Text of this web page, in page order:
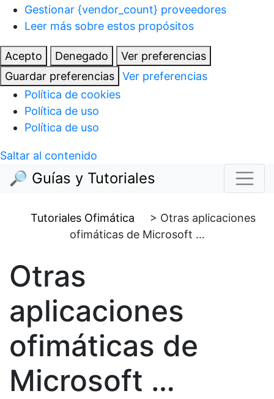
Gestionar {vendor_count} proveedores
Leer más sobre estos propósitos
Acepto Denegado
Ver preferencias
Guardar preferencias
Ver preferencias
Política de cookies
Política de uso
Política de uso
Saltar al contenido
🔎 Guías y Tutoriales
Tutoriales Ofimática > Otras aplicaciones
ofimáticas de Microsoft …
Otras
aplicaciones
ofimáticas de
Microsoft …